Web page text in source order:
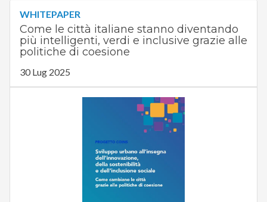
WHITEPAPER
Come le città italiane stanno diventando
più intelligenti, verdi e inclusive grazie alle
politiche di coesione
30 Lug 2025